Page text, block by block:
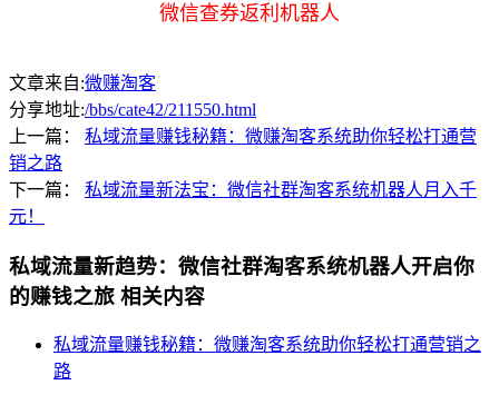
微信查券返利机器人
文章来自:微赚淘客
分享地址:/bbs/cate42/211550.html
上一篇： 私域流量赚钱秘籍：微赚淘客系统助你轻松打通营
销之路
下一篇： 私域流量新法宝：微信社群淘客系统机器人月入千
元！
私域流量新趋势：微信社群淘客系统机器人开启你
的赚钱之旅 相关内容
私域流量赚钱秘籍：微赚淘客系统助你轻松打通营销之
路